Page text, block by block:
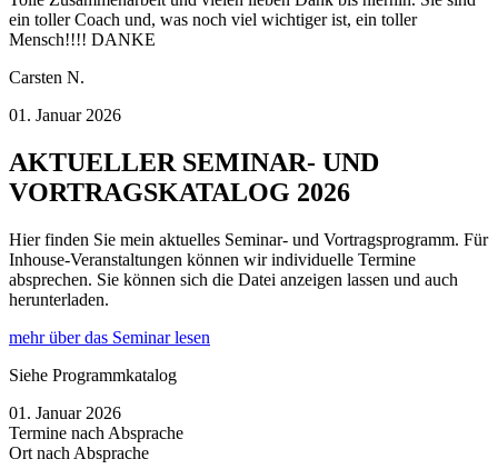
ein toller Coach und, was noch viel wichtiger ist, ein toller
Mensch!!!! DANKE
Carsten N.
01. Januar 2026
AKTUELLER SEMINAR- UND
VORTRAGSKATALOG 2026
Hier finden Sie mein aktuelles Seminar- und Vortragsprogramm. Für
Inhouse-Veranstaltungen können wir individuelle Termine
absprechen. Sie können sich die Datei anzeigen lassen und auch
herunterladen.
mehr über das Seminar lesen
Siehe Programmkatalog
01. Januar 2026
Termine nach Absprache
Ort nach Absprache